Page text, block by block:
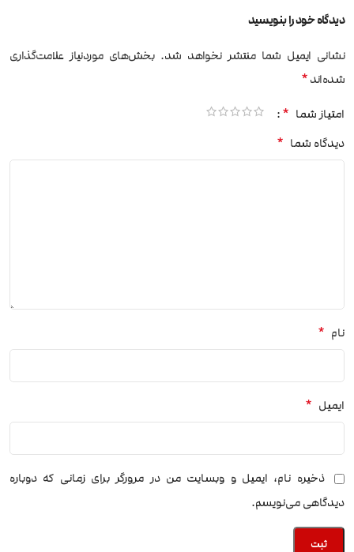
دیدگاه خود را بنویسید
نشانی ایمیل شما منتشر نخواهد شد. بخش‌های موردنیاز علامت‌گذاری
شده‌اند*
امتیاز شما *
دیدگاه شما *
نام *
ایمیل *
ذخیره نام، ایمیل و وبسایت من در مرورگر برای زمانی که دوباره
دیدگاهی می‌نویسم.